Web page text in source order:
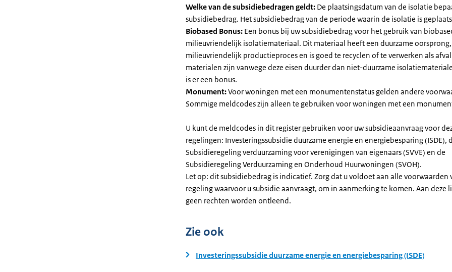
Welke van de subsidiebedragen geldt: De plaatsingsdatum van de isolatie
subsidiebedrag. Het subsidiebedrag van de periode waarin de isolatie is
Biobased Bonus: Een bonus bij uw subsidiebedrag voor het gebruik van
milieuvriendelijk isolatiemateriaal. Dit materiaal heeft een duurzame oorsprong,
milieuvriendelijk productieproces en is goed te recyclen of te verwerken als
materialen zijn vanwege deze eisen duurder dan niet-duurzame
is er een bonus.
Monument:Voor woningen met een monumentenstatus gelden andere
Sommige meldcodes zijn alleen te gebruiken voor woningen met een
U kunt de meldcodes in dit register gebruiken voor uw subsidieaanvraag voor
regelingen: Investeringssubsidie duurzame energie en energiebesparing (ISDE),
Subsidieregeling verduurzaming voor verenigingen van eigenaars (SVVE) en de
Subsidieregeling Verduurzaming en Onderhoud Huurwoningen (SVOH).
Let op: dit subsidiebedrag is indicatief. Zorg dat u voldoet aan alle voorwaarden
regeling waarvoor u subsidie aanvraagt, om in aanmerking te komen. Aan deze
geen rechten worden ontleend.
Zie ook
Investeringssubsidie duurzame energie en energiebesparing (ISDE)